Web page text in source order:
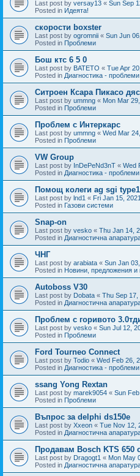
Last post by versay13 « Sun Sep
Posted in Идеята!
скорости boxster
Last post by ogromnii « Sun Jun
Posted in Проблеми
Бош ктс 6 5 0
Last post by BATETO « Tue Apr
Posted in Диагностика - проблеми
Ситроен Ксара Пикасо
Last post by ummng « Mon Mar
Posted in Проблеми
Проблем с Интеркарс
Last post by ummng « Wed Mar
Posted in Проблеми
VW Group
Last post by InDePeNd3nT « Wed
Posted in Диагностика - проблеми
Помощ колеги ag sgi type1
Last post by lnd1 « Fri Jan 15,
Posted in Газови системи
Snap-on
Last post by vesko « Thu Jan 14,
Posted in Диагностична
ЧНГ
Last post by arabiata « Sun Jan
Posted in Новини, предложения
Autoboss V30
Last post by Dobata « Thu Sep 17,
Posted in Диагностична
Проблем с горивото
Last post by vesko « Sun Jul 12,
Posted in Проблеми
Ford Tourneo Connect
Last post by Todio « Wed Feb 26,
Posted in Диагностика - проблеми
ssang Yong Rextan
Last post by marek9054 « Sun
Posted in Проблеми
Въпрос за delphi ds150e
Last post by Xxeon « Tue Nov 12,
Posted in Диагностична
Продавам Bosch KTS 650
Last post by Dragogt1 « Mon May
Posted in Диагностична